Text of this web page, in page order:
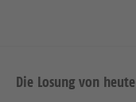
Die Losung von heute